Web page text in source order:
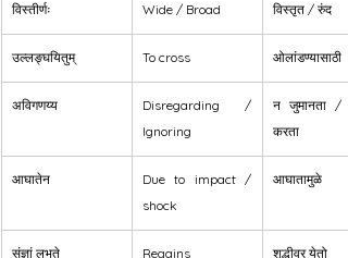
विस्तीर्णः Wide / Broad विस्तृत / रुंद
उल्लङ्घयितुम् To cross ओलांडण्यासाठी
अविगणय्य
Disregarding /
Ignoring
न जुमानता /
करता
आघातेन
Due to impact /
shock
आघातामुळे
संज्ञां लभते
Regains
शुद्धीवर येतो